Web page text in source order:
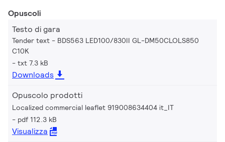
Opuscoli
Testo di gara
Tender text - BDS563 LED100/830II GL-DM50CLOLS850
C10K
txt 7.3 kB
Downloads
Opuscolo prodotti
Localized commercial leaflet 919008634404 it_IT
pdf 112.3 kB
Visualizza